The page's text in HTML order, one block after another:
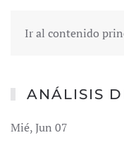
Ir al contenido
ANÁLISIS
Mié, Jun 07